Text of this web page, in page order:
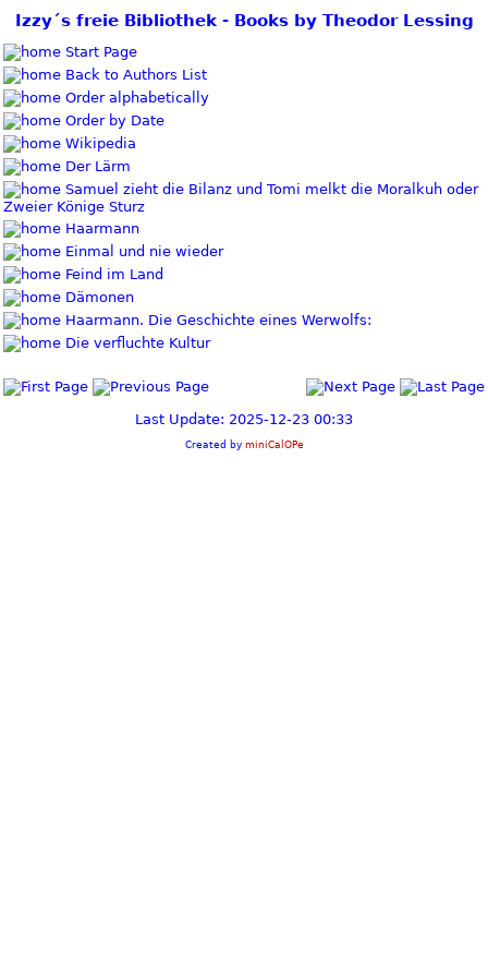
Izzy´s freie Bibliothek - Books by Theodor Lessing
Start Page
Back to Authors List
Order alphabetically
Order by Date
Wikipedia
Der Lärm
Samuel zieht die Bilanz und Tomi melkt die Moralkuh oder
Zweier Könige Sturz
Haarmann
Einmal und nie wieder
Feind im Land
Dämonen
Haarmann. Die Geschichte eines Werwolfs:
Die verfluchte Kultur
Last Update: 2025-12-23 00:33
Created by miniCalOPe